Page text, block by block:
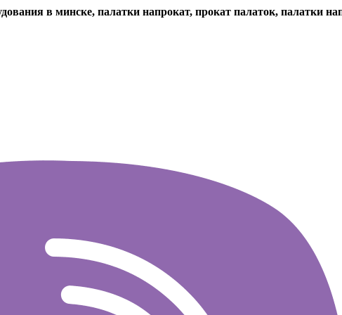
в минске, палатки напрокат, прокат палаток, палатки